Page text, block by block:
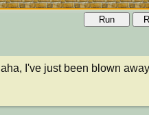
Run
I've just been blown